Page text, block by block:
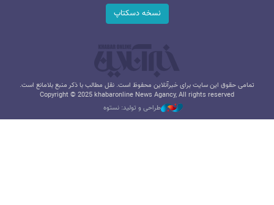
نسخه دسکتاپ
تمامی حقوق این سایت برای خبرآنلاین محفوظ است. نقل مطالب با ذکر منبع بلامانع است.
Copyright © 2025 khabaronline News Agancy, All rights reserved
طراحی و تولید: نستوه